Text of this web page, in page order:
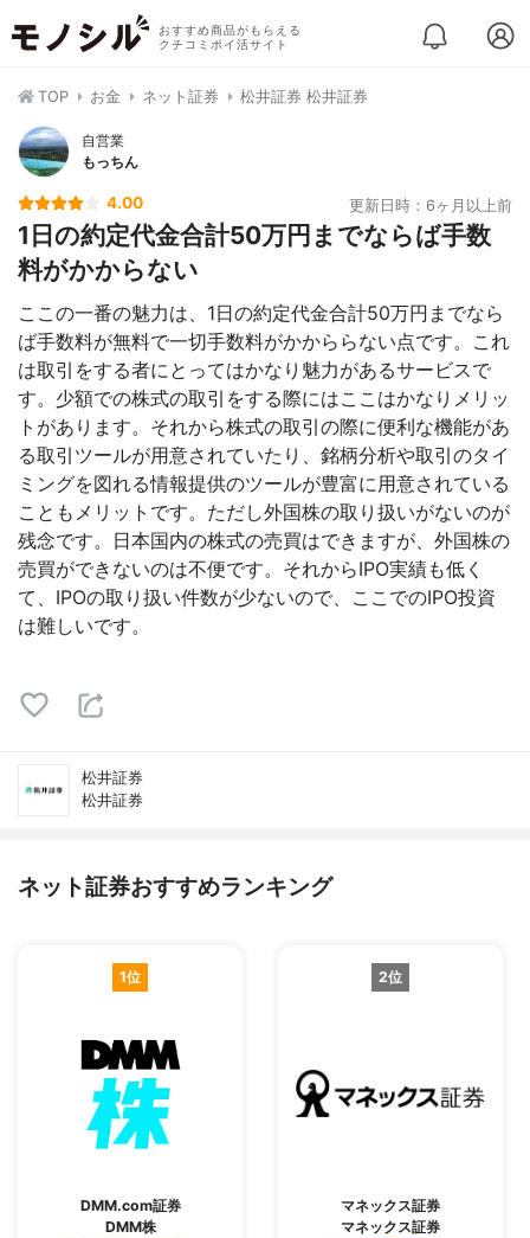
おすすめ商品がもらえる
クチコミポイ活サイト
TOP お金 ネット証券 松井証券 松井証券
自営業
もっちん
4.00 更新日時：6ヶ月以上前
1日の約定代金合計50万円までならば手数
料がかからない
ここの一番の魅力は、1日の約定代金合計50万円までなら
ば手数料が無料で一切手数料がかかららない点です。これ
は取引をする者にとってはかなり魅力があるサービスで
す。少額での株式の取引をする際にはここはかなりメリッ
トがあります。それから株式の取引の際に便利な機能があ
る取引ツールが用意されていたり、銘柄分析や取引のタイ
ミングを図れる情報提供のツールが豊富に用意されている
こともメリットです。ただし外国株の取り扱いがないのが
残念です。日本国内の株式の売買はできますが、外国株の
売買ができないのは不便です。それからIPO実績も低く
て、IPOの取り扱い件数が少ないので、ここでのIPO投資
は難しいです。
松井証券
松井証券
ネット証券おすすめランキング
1位
DMM.com証券
DMM株
2位
マネックス証券
マネックス証券